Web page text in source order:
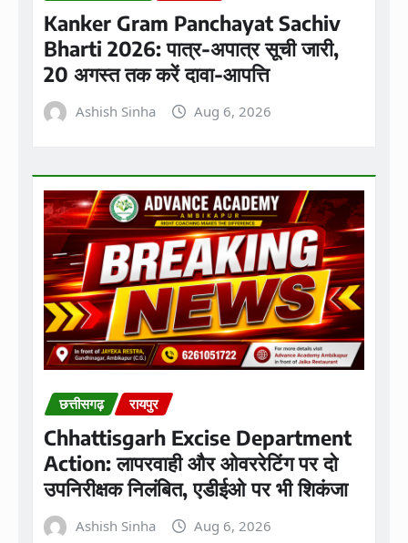
Kanker Gram Panchayat Sachiv
Bharti 2026: पात्र-अपात्र सूची जारी,
20 अगस्त तक करें दावा-आपत्ति
Ashish Sinha Aug 6, 2026
छत्तीसगढ़ रायपुर
Chhattisgarh Excise Department
Action: लापरवाही और ओवररेटिंग पर दो
उपनिरीक्षक निलंबित, एडीईओ पर भी शिकंजा
Ashish Sinha Aug 6, 2026